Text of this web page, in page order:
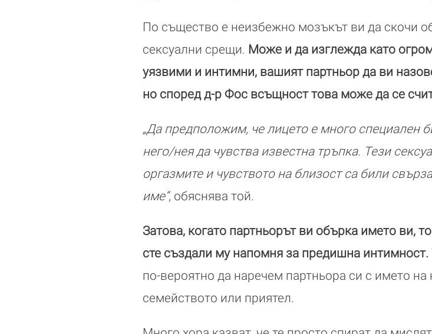
По същество е неизбежно мозъкът ви да скочи
сексуални срещи. Може и да изглежда като
уязвими и интимни, вашият партньор да ви
но според д-р Фос всъщност това може да се
„Да предположим, че лицето е много специален
него/нея да чувства известна тръпка. Тези
оргазмите и чувството на близост са били
име“, обяснява той.
Затова, когато партньорът ви обърка името ви,
сте създали му напомня за предишна интимност.
по-вероятно да наречем партньора си с името
семейството или приятел.